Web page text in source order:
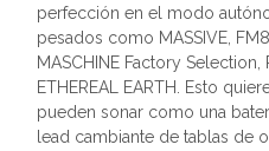
perfección en el modo
pesados como MASSIVE,
MASCHINE Factory Selection,
ETHEREAL EARTH. Esto
pueden sonar como una
lead cambiante de tablas de